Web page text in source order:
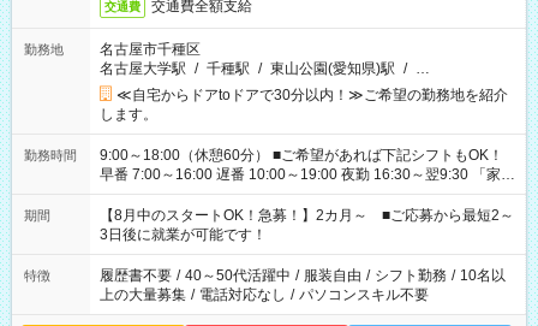
交通費 交通費全額支給
勤務地
名古屋市千種区
名古屋大学駅 / 千種駅 / 東山公園(愛知県)駅 / …
≪自宅からドアtoドアで30分以内！≫ご希望の勤務地を紹介
します。
勤務時間
9:00～18:00（休憩60分） ■ご希望があれば下記シフトもOK！
早番 7:00～16:00 遅番 10:00～19:00 夜勤 16:30～翌9:30 「家族
と休みを合わせたい」 「余裕を持って夕飯の準備がしたい」
「できれば残業はしたくない」 など、ご希望を教えてください
ね。 ※Wワーク希望の方へ 今ご覧のお仕事で希望する勤務時間
と、もう1つのお仕事の勤務時間。 合計で週40時間を超える場
合は応募できません。
期間
【8月中のスタートOK！急募！】2カ月～ ■ご応募から最短2～
3日後に就業が可能です！
特徴 履歴書不要 / 40～50代活躍中 / 服装自由 / シフト勤務 / 10名以
上の大量募集 / 電話対応なし / パソコンスキル不要